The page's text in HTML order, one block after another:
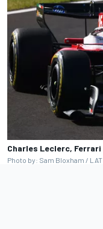
Charles Leclerc, Ferrari
Photo by: Sam Bloxham /